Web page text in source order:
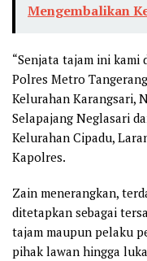
Mengembalikan
“Senjata tajam ini
Polres Metro
Kelurahan Karangsari,
Selapajang Neglasari
Kelurahan Cipadu,
Kapolres.
Zain menerangkan,
ditetapkan sebagai
tajam maupun pelaku
pihak lawan hingga